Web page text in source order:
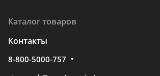
Каталог товаров
Контакты
8-800-5000-757